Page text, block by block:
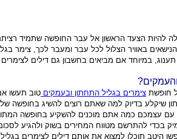
להיות הצעד הראשון אל עבר החופשה שתמיד
הנישאים באוויר הצלול לכל עבר ומעבר לכך,
במיוחד אם מביאים בחשבון גם דילים
חופשת צימרים בגליל התחתון ובעמקים טוב תעשו
שיקלע בדיוק למה שאתם רוצים להשיג בחופשה
עצמכם כמה אתם מוכנים להשקיע בחופשה
בכדי להתרשם מטווח המחירים בשוק ולהגיע
היטב תוכלו למצוא את אותם דילים לצימרים